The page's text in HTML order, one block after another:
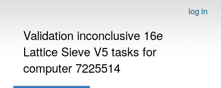
log in
Validation inconclusive 16e
Lattice Sieve V5 tasks for
computer 7225514